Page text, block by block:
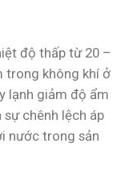
độ thấp từ 20 –
trong không khí ở
lạnh giảm độ ẩm
chênh lệch áp
nước trong sản